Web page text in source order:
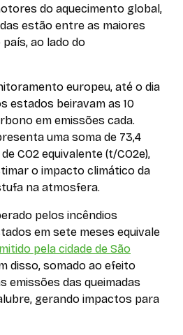
do aquecimento global,
estão entre as maiores
ao lado do
europeu, até o dia
estados beiravam as 10
em emissões cada.
uma soma de 73,4
CO2 equivalente (t/CO2e),
o impacto climático da
na atmosfera.
pelos incêndios
em sete meses equivale
pela cidade de São
disso, somado ao efeito
emissões das queimadas
gerando impactos para